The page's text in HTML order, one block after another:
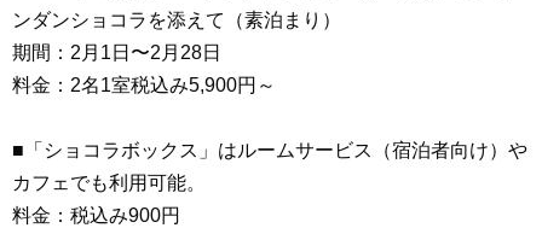
ンダンショコラを添えて（素泊まり）
期間：2月1日〜2月28日
料金：2名1室税込み5,900円～
■「ショコラボックス」はルームサービス（宿泊者向け）や
カフェでも利用可能。
料金：税込み900円